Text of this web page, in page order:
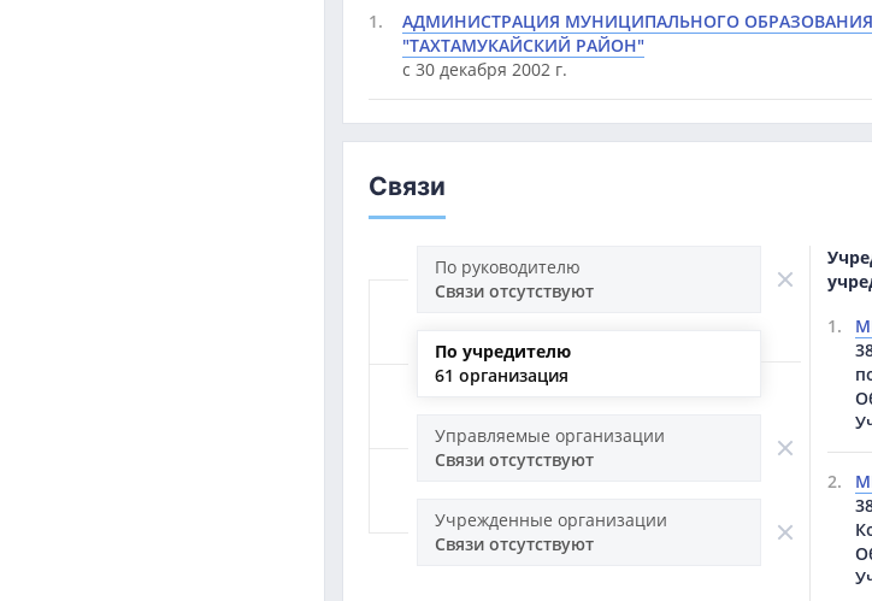
1.
АДМИНИСТРАЦИЯ МУНИЦИПАЛЬНОГО ОБРАЗОВАНИЯ
"ТАХТАМУКАЙСКИЙ РАЙОН"
с 30 декабря 2002 г.
Связи
По руководителю
Связи отсутствуют
По учредителю
61 организация
Управляемые организации
Связи отсутствуют
Учрежденные организации
Связи отсутствуют
1.
2.